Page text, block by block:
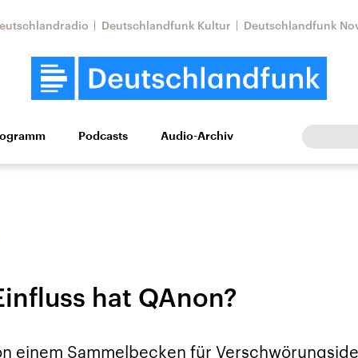
Deutschlandfunk Kultur Deutschlandfunk
Wissen Kultur Europa
Lage und
Aktuelle Lage und
In unseren
Podcasts Audio-Archiv
hat QAnon?
einem Sammelbecken für